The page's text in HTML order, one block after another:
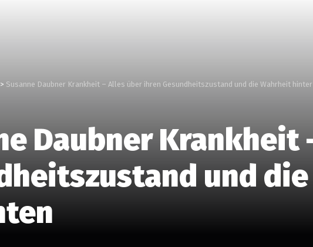
> Susanne Daubner Krankheit – Alles über ihren Gesundheitszustand und die Wahrheit
Daubner Krankheit
und